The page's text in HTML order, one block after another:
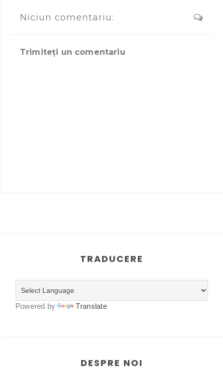
Niciun comentariu:
Trimiteți un comentariu
TRADUCERE
Powered by Translate
DESPRE NOI